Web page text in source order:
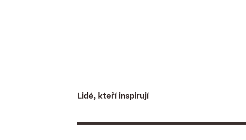
Lidé, kteří inspirují